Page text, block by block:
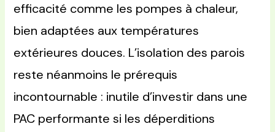
efficacité comme les pompes à chaleur,
bien adaptées aux températures
extérieures douces. L’isolation des parois
reste néanmoins le prérequis
incontournable : inutile d’investir dans une
PAC performante si les déperditions